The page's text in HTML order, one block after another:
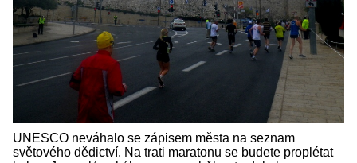
UNESCO neváhalo se zápisem města na seznam
světového dědictví. Na trati maratonu se budete proplétat